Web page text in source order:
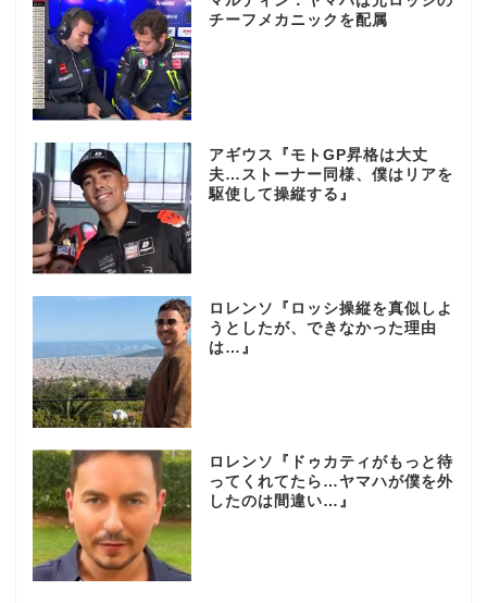
チーフメカニックを配属
アギウス『モトGP昇格は大丈
夫…ストーナー同様、僕はリアを
駆使して操縦する』
ロレンソ『ロッシ操縦を真似しよ
うとしたが、できなかった理由
は…』
ロレンソ『ドゥカティがもっと待
ってくれてたら…ヤマハが僕を外
したのは間違い…』